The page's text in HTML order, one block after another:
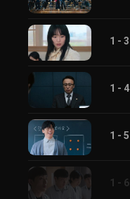
1 - 3
1 - 4
1 - 5
1 - 6